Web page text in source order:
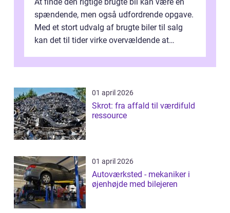
spændende, men også udfordrende opgave.
Med et stort udvalg af brugte biler til salg
kan det til tider virke overvældende at
01 april 2026
Skrot: fra affald til værdifuld
ressource
01 april 2026
Autoværksted - mekaniker i
øjenhøjde med bilejeren